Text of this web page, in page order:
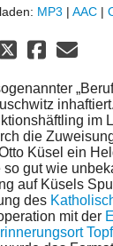
MP3 | AAC |
im
die
Küsel ein
gut wie
auf Küsels
des
mit der